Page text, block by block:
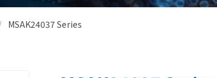
MSAK24037 Series